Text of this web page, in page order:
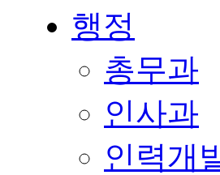
행정
총무과
인사과
인력개